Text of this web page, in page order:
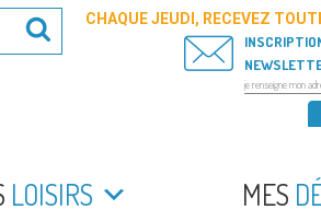
Recherche
CHAQUE JEUDI, RECEVEZ
LOISIRS MES